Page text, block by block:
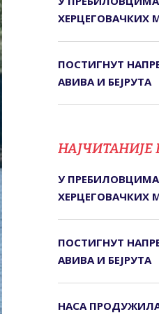
ХЕРЦЕГОВАЧКИХ
ПОСТИГНУТ
АВИВА И БЕЈРУТА
НАЈЧИТАНИЈЕ
У
ХЕРЦЕГОВАЧКИХ
ПОСТИГНУТ
АВИВА И БЕЈРУТА
НАСА